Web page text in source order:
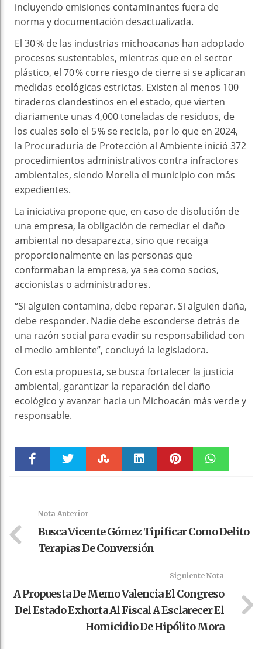
incluyendo emisiones contaminantes fuera de
norma y documentación desactualizada.
El 30 % de las industrias michoacanas han adoptado
procesos sustentables, mientras que en el sector
plástico, el 70 % corre riesgo de cierre si se aplicaran
medidas ecológicas estrictas. Existen al menos 100
tiraderos clandestinos en el estado, que vierten
diariamente unas 4,000 toneladas de residuos, de
los cuales solo el 5 % se recicla, por lo que en 2024,
la Procuraduría de Protección al Ambiente inició 372
procedimientos administrativos contra infractores
ambientales, siendo Morelia el municipio con más
expedientes.
La iniciativa propone que, en caso de disolución de
una empresa, la obligación de remediar el daño
ambiental no desaparezca, sino que recaiga
proporcionalmente en las personas que
conformaban la empresa, ya sea como socios,
accionistas o administradores.
“Si alguien contamina, debe reparar. Si alguien daña,
debe responder. Nadie debe esconderse detrás de
una razón social para evadir su responsabilidad con
el medio ambiente”, concluyó la legisladora.
Con esta propuesta, se busca fortalecer la justicia
ambiental, garantizar la reparación del daño
ecológico y avanzar hacia un Michoacán más verde y
responsable.
Nota Anterior
Busca Vicente Gómez Tipificar Como Delito
Terapias De Conversión
Siguiente Nota
A Propuesta De Memo Valencia El Congreso
Del Estado Exhorta Al Fiscal A Esclarecer El
Homicidio De Hipólito Mora